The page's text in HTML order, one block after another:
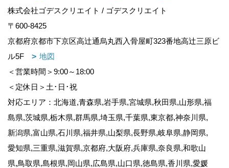
株式会社ゴデスクリエイト / ゴデスクリエイト
〒600-8425
京都府京都市下京区高辻通烏丸西入骨屋町323番地高辻三原ビ
ル5F
地図
＜営業時間＞9:00～18:00
＜定休日＞土･日･祝
対応エリア：北海道,青森県,岩手県,宮城県,秋田県,山形県,福
島県,茨城県,栃木県,群馬県,埼玉県,千葉県,東京都,神奈川県,
新潟県,富山県,石川県,福井県,山梨県,長野県,岐阜県,静岡県,
愛知県,三重県,滋賀県,京都府,大阪府,兵庫県,奈良県,和歌山
県,鳥取県,島根県,岡山県,広島県,山口県,徳島県,香川県,愛媛